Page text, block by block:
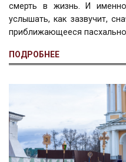
смерть в жизнь. И
услышать, как зазвучит,
приближающееся
ПОДРОБНЕЕ